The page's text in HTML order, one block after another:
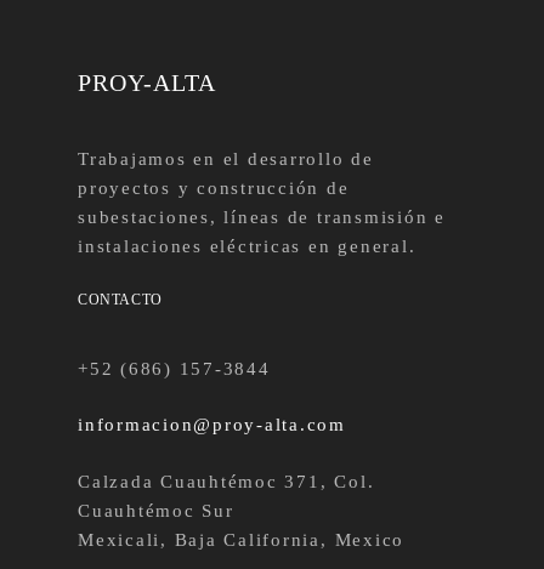
PROY-ALTA
Trabajamos en el desarrollo de
proyectos y construcción de
subestaciones, líneas de transmisión e
instalaciones eléctricas en general.
CONTACTO
+52 (686) 157-3844
informacion@proy-alta.com
Calzada Cuauhtémoc 371, Col.
Cuauhtémoc Sur
Mexicali, Baja California, Mexico